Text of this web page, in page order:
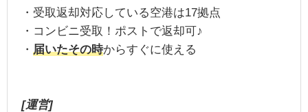
・受取返却対応している空港は17拠点
・コンビニ受取！ポストで返却可♪
・ 届いたその時からすぐに使える
[運営]